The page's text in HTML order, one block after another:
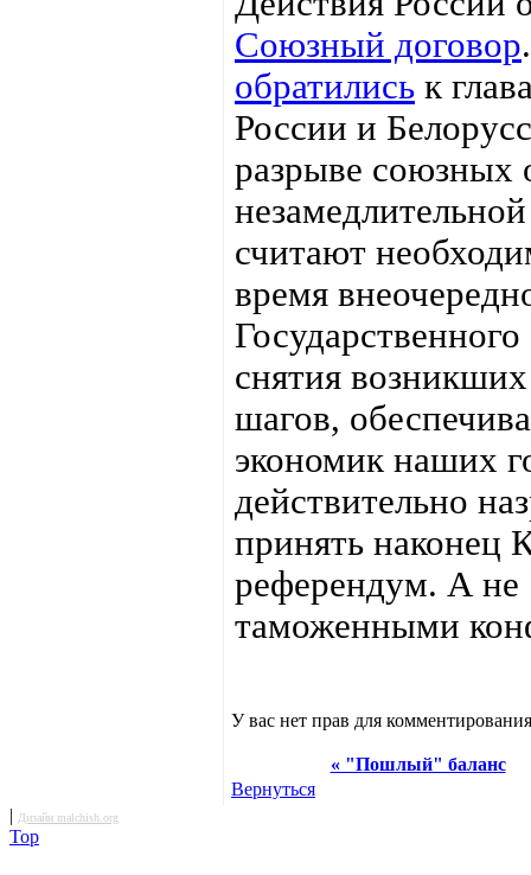
Союзный договор
обратились к
России и
разрыве союзных
считают
время
снятия
шагов,
экономик наших
действительно
принять наконец
референдум. А не
таможенными
У вас нет прав для
« "Пошлый" баланс
Вернуться
| Дизайн malchish.org
Top